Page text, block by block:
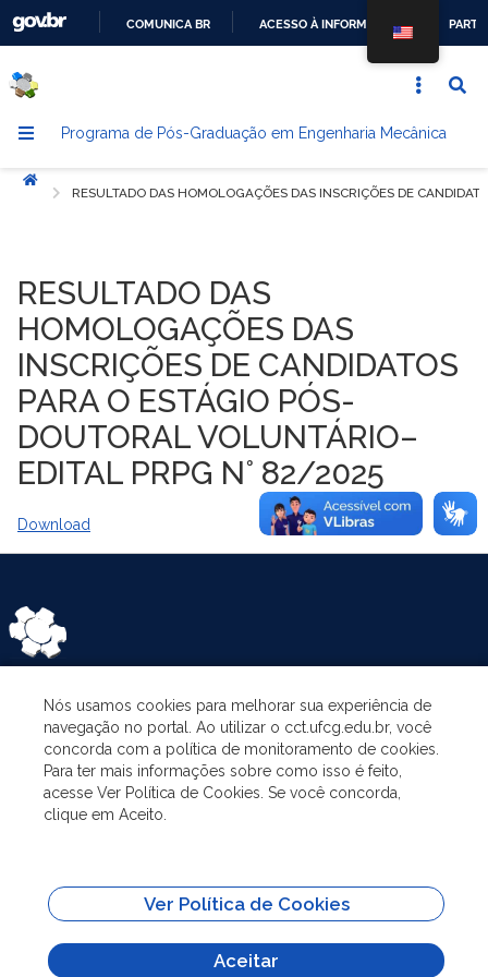
CONTEÚDO
COMUNICA BR ACESSO À INFORMAÇÃO
Programa de Pós-Graduação em Engenharia Mecânica
Início
RESULTADO DAS HOMOLOGAÇÕES DAS INSCRIÇÕES DE
RESULTADO DAS
HOMOLOGAÇÕES DAS
INSCRIÇÕES DE CANDIDATOS
PARA O ESTÁGIO PÓS-
DOUTORAL VOLUNTÁRIO–
EDITAL PRPG N° 82/2025
Download
ASSUNTOS
O PROGRAMA
ADMINISTRAÇÃO
Nós usamos cookies para melhorar sua experiência de
navegação no portal. Ao utilizar o cct.ufcg.edu.br, você
concorda com a política de monitoramento de cookies.
Para ter mais informações sobre como isso é feito,
acesse Ver Política de Cookies. Se você concorda,
clique em Aceito.
Ver Política de Cookies
Aceitar